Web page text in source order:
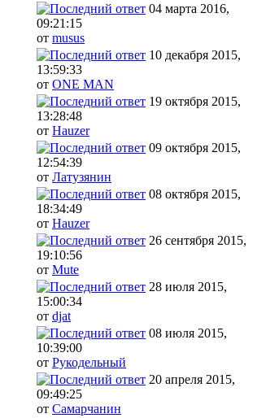
04 марта 2016,
09:21:15
от musus
10 декабря 2015,
13:59:33
от ONE MAN
19 октября 2015,
13:28:48
от Hauzer
09 октября 2015,
12:54:39
от Латузянин
08 октября 2015,
18:34:49
от Hauzer
26 сентября 2015,
19:10:56
от Mute
28 июля 2015,
15:00:34
от djat
08 июля 2015,
10:39:00
от Рукодельный
20 апреля 2015,
09:49:25
от Самарчанин